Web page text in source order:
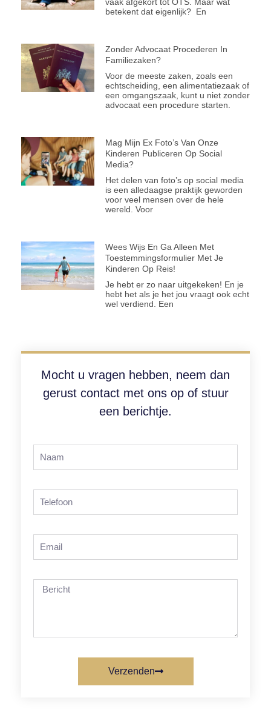
betekent dat eigenlijk? En
Zonder Advocaat Procederen In
Familiezaken?
Voor de meeste zaken, zoals een
echtscheiding, een alimentatiezaak of
een omgangszaak, kunt u niet zonder
advocaat een procedure starten.
Mag Mijn Ex Foto’s Van Onze
Kinderen Publiceren Op Social
Media?
Het delen van foto’s op social media
is een alledaagse praktijk geworden
voor veel mensen over de hele
wereld. Voor
Wees Wijs En Ga Alleen Met
Toestemmingsformulier Met Je
Kinderen Op Reis!
Je hebt er zo naar uitgekeken! En je
hebt het als je het jou vraagt ook echt
wel verdiend. Een
Mocht u vragen hebben, neem dan
gerust contact met ons op of stuur
een berichtje.
Verzenden